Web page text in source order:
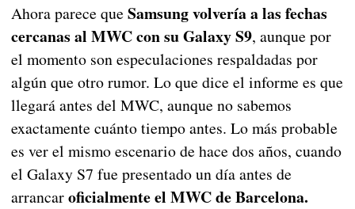
Ahora parece que Samsung volvería a las fechas
cercanas al MWC con su Galaxy S9, aunque por
el momento son especulaciones respaldadas por
algún que otro rumor. Lo que dice el informe es que
llegará antes del MWC, aunque no sabemos
exactamente cuánto tiempo antes. Lo más probable
es ver el mismo escenario de hace dos años, cuando
el Galaxy S7 fue presentado un día antes de
arrancaroficialmente el MWC de Barcelona.